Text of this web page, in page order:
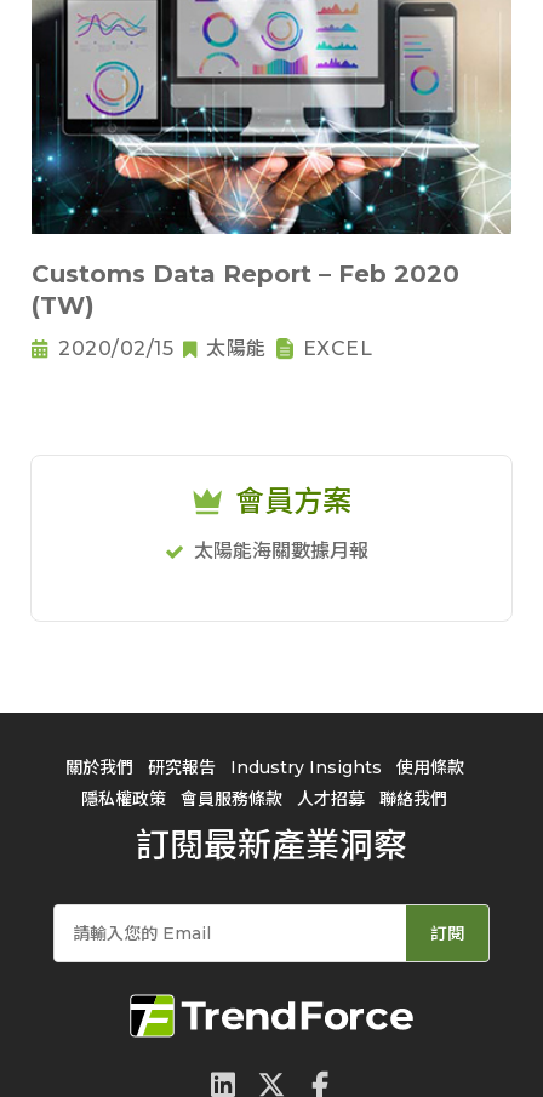
Customs Data Report – Feb 2020
(TW)
2020/02/15 太陽能 EXCEL
會員方案
太陽能海關數據月報
關於我們 研究報告 Industry Insights
使用條款
隱私權政策
會員服務條款 人才招募 聯絡我們
訂閱最新產業洞察
訂閱